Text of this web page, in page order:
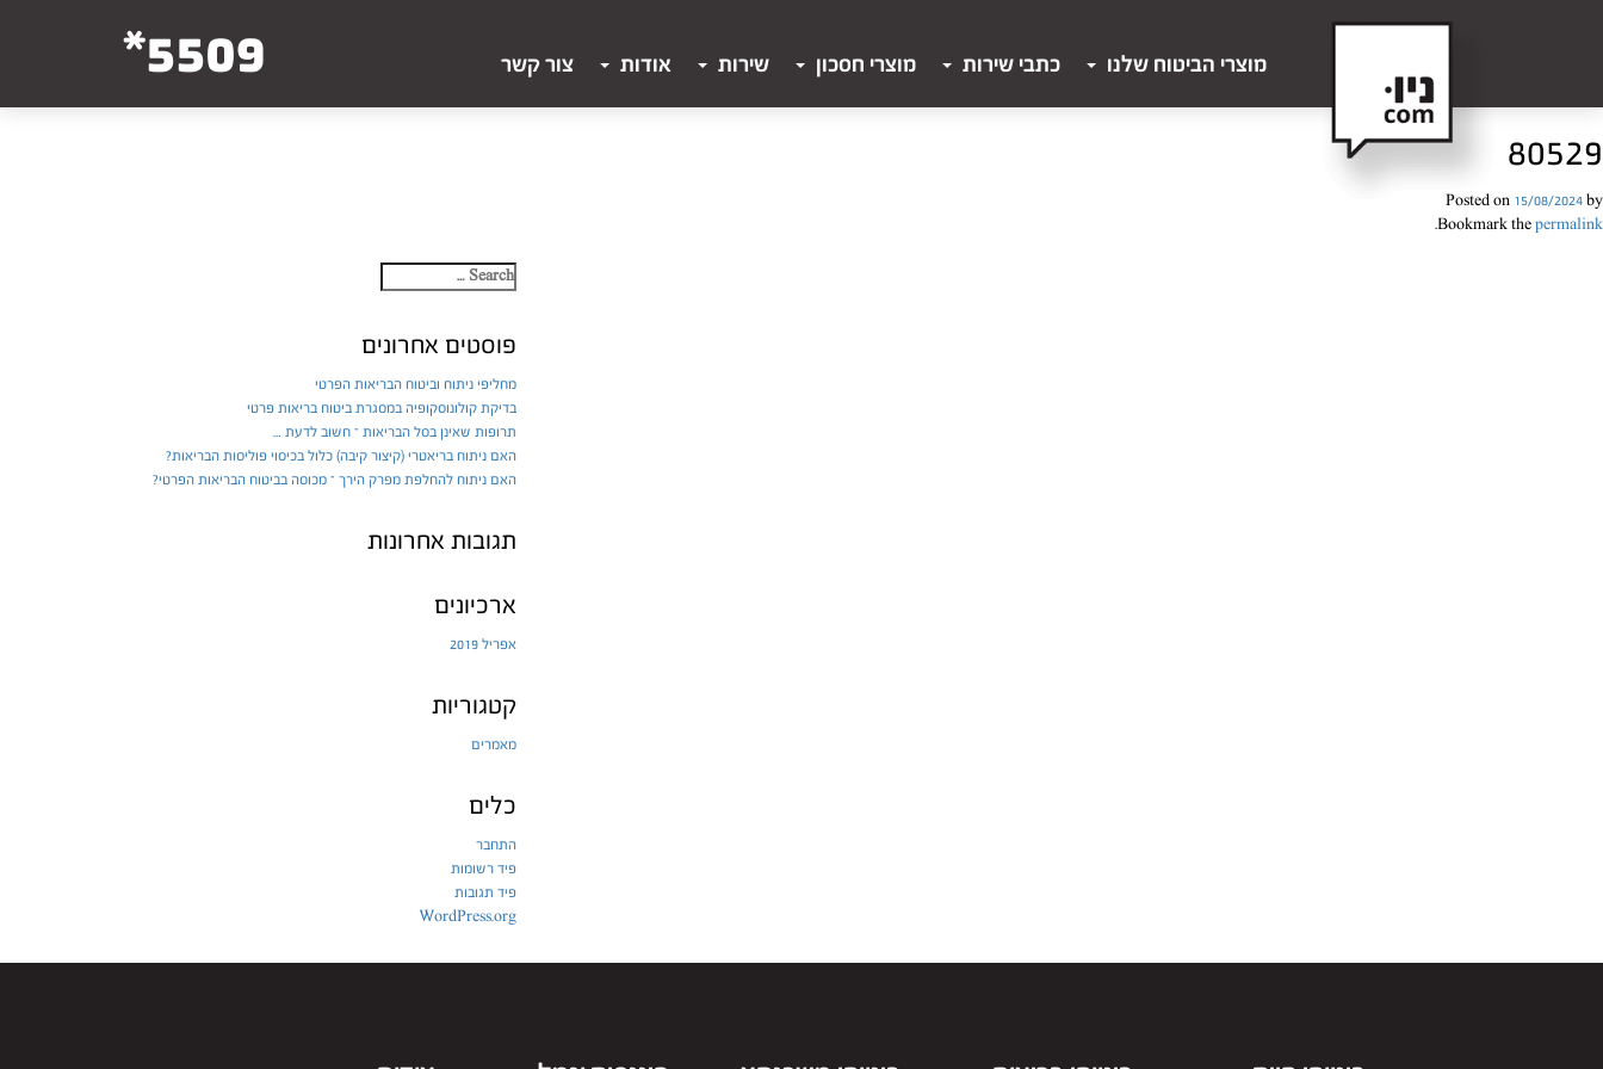
מוצרי הביטוח שלנו כתבי שירות מוצרי חסכון שירות אודות צור קשר 5509*
80529
Posted on 15/08/2024 by
Bookmark the permalink
.
פוסטים אחרונים
מחליפי ניתוח וביטוח הבריאות הפרטי
בדיקת קולונוסקופיה במסגרת ביטוח בריאות פרטי
תרופות שאינן בסל הבריאות – חשוב לדעת …
האם ניתוח בריאטרי (קיצור קיבה) כלול בכיסוי פוליסות הבריאות?
האם ניתוח להחלפת מפרק הירך – מכוסה בביטוח הבריאות הפרטי?
תגובות אחרונות
ארכיונים
אפריל 2019
קטגוריות
מאמרים
כלים
התחבר
פיד רשומות
פיד תגובות
WordPress.org